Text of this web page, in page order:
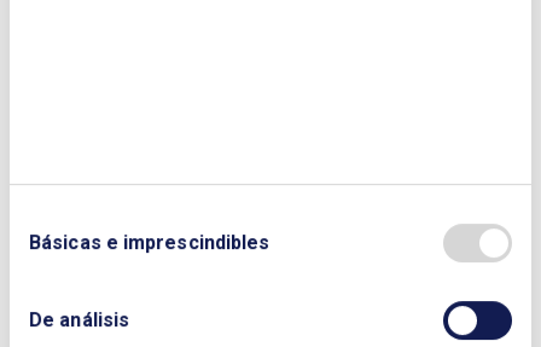
Básicas e imprescindibles
De análisis